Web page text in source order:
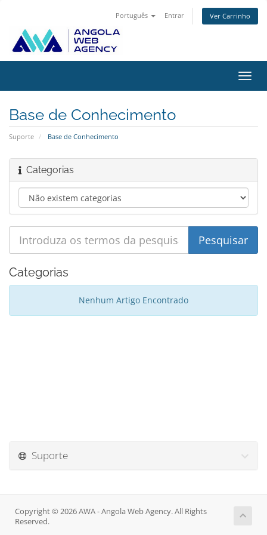
Português Entrar Ver Carrinho
Base de Conhecimento
Suporte Base de Conhecimento
Categorias
Categorias
Nenhum Artigo Encontrado
Suporte
Copyright © 2026 AWA - Angola Web Agency. All Rights
Reserved.